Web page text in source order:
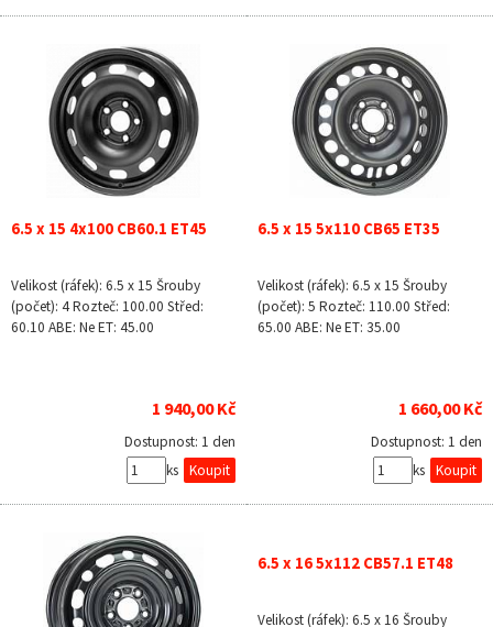
6.5 x 15 4x100 CB60.1 ET45
Velikost (ráfek): 6.5 x 15 Šrouby
(počet): 4 Rozteč: 100.00 Střed:
60.10 ABE: Ne ET: 45.00
1 940,00 Kč
Dostupnost: 1 den
ks
6.5 x 15 5x110 CB65 ET35
Velikost (ráfek): 6.5 x 15 Šrouby
(počet): 5 Rozteč: 110.00 Střed:
65.00 ABE: Ne ET: 35.00
1 660,00 Kč
Dostupnost: 1 den
ks
6.5 x 16 5x112 CB57.1 ET48
Velikost (ráfek): 6.5 x 16 Šrouby